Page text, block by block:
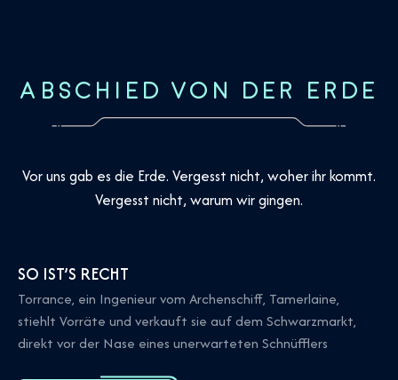
ABSCHIED VON DER ERDE
Vor uns gab es die Erde. Vergesst nicht, woher ihr kommt.
Vergesst nicht, warum wir gingen.
SO IST’S RECHT
Torrance, ein Ingenieur vom Archenschiff, Tamerlaine,
stiehlt Vorräte und verkauft sie auf dem Schwarzmarkt,
direkt vor der Nase eines unerwarteten Schnüfflers